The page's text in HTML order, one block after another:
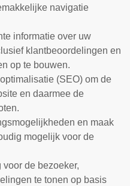
navigatie
informatie over uw
klantbeoordelingen en
op te bouwen.
(SEO) om de
en daarmee de
en maak
mogelijk voor de
de bezoeker,
te tonen op basis